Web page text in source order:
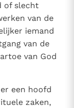
of slecht
van de
iemand
van de
van God
een hoofd
zaken,